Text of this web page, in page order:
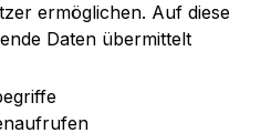
ermöglichen. Auf diese
Daten übermittelt